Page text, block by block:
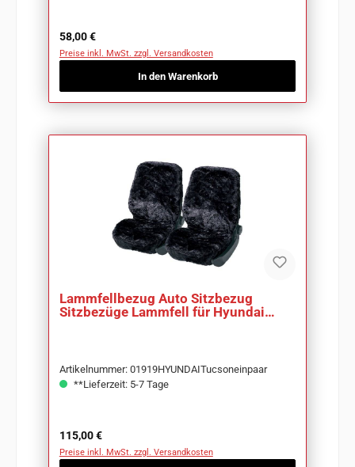
Regulärer Preis:
58,00 €
Preise inkl. MwSt. zzgl. Versandkosten
In den Warenkorb
Lammfellbezug Auto Sitzbezug
Sitzbezüge Lammfell für Hyundai
Artikelnummer: 01919HYUNDAITucsoneinpaar
**Lieferzeit: 5-7 Tage
Regulärer Preis:
115,00 €
Preise inkl. MwSt. zzgl. Versandkosten